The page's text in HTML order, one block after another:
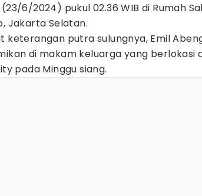
(23/6/2024) pukul 02.36 WIB di Rumah
Jakarta Selatan.
keterangan putra sulungnya, Emil
di makam keluarga yang berlokasi
pada Minggu siang.